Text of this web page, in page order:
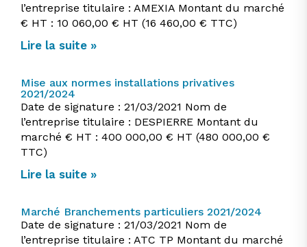
l’entreprise titulaire : AMEXIA Montant du marché
€ HT : 10 060,00 € HT (16 460,00 € TTC)
Lire la suite »
Mise aux normes installations privatives
2021/2024
Date de signature : 21/03/2021 Nom de
l’entreprise titulaire : DESPIERRE Montant du
marché € HT : 400 000,00 € HT (480 000,00 €
TTC)
Lire la suite »
Marché Branchements particuliers 2021/2024
Date de signature : 21/03/2021 Nom de
l’entreprise titulaire : ATC TP Montant du marché